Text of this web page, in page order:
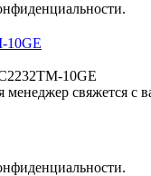
10GE
10GE
свяжется с